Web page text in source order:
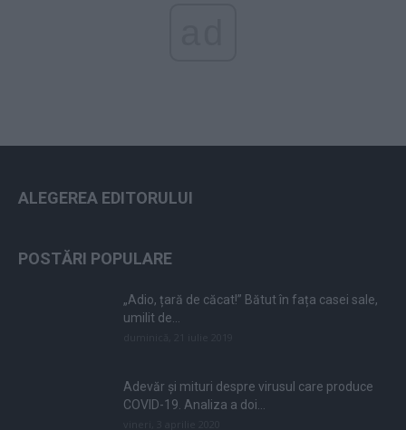
ALEGEREA EDITORULUI
POSTĂRI POPULARE
„Adio, țară de căcat!” Bătut în fața casei sale,
umilit de...
Adevăr și mituri despre virusul care produce
COVID-19. Analiza a doi...